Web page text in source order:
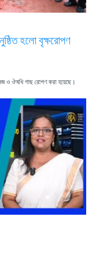
হলো বৃক্ষরোপণ
ও ঔষধি গাছ রোপণ করা হয়েছে।